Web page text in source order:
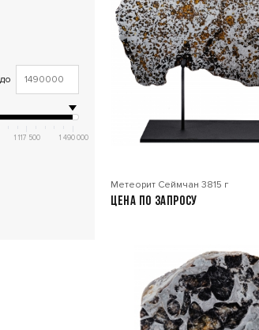
Метеорит Сеймчан 3815 г
Цена по запросу
до
1 117 500 1 490 000